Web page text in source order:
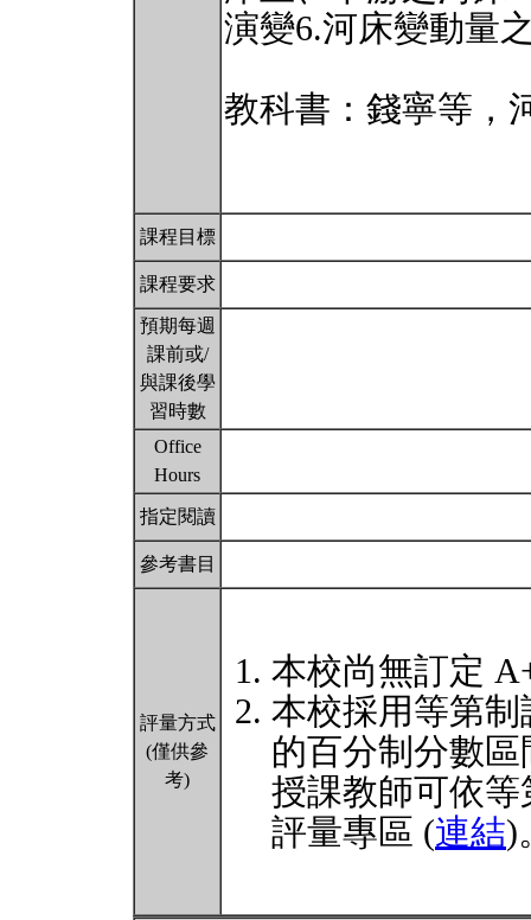
演變6.河床變動量
教科書：錢寧等，
課程目標
課程要求
預期每週
課前或/
與課後學
習時數
Office
Hours
指定閱讀
參考書目
評量方式
(僅供參
考)
本校尚無訂定
本校採用等第
的百分制分數
授課教師可依
評量專區 (連結)